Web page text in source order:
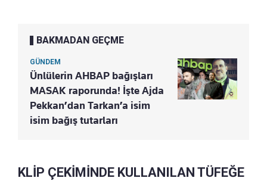
BAKMADAN GEÇME
GÜNDEM
Ünlülerin AHBAP bağışları
MASAK raporunda! İşte Ajda
Pekkan’dan Tarkan’a isim
isim bağış tutarları
KLİP ÇEKİMİNDE KULLANILAN TÜFEĞE